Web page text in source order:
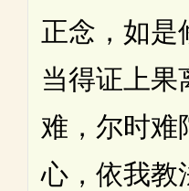
正念，如是
当得证上果
难，尔时难
心，依我教